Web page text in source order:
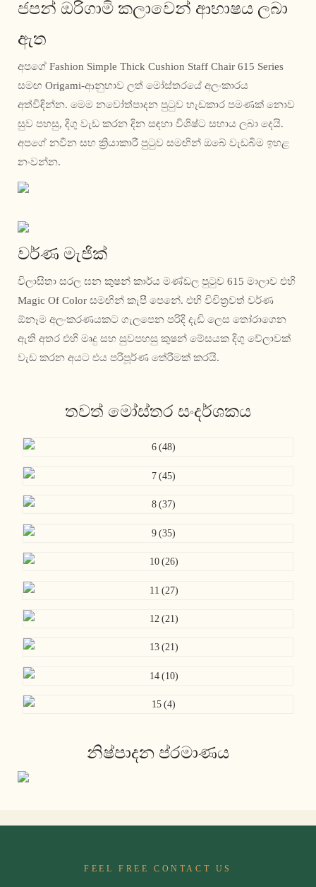
ජපන් ඔරිගාමි කලාවෙන් ආභාෂය ලබා
ඇත
අපගේ Fashion Simple Thick Cushion Staff Chair 615 Series
සමඟ Origami-ආනුභාව ලත් මෝස්තරයේ අලංකාරය
අත්විඳින්න. මෙම නවෝත්පාදන පුටුව හැඩකාර පමණක් නොව
සුව පහසු, දිගු වැඩ කරන දින සඳහා විශිෂ්ට සහාය ලබා දෙයි.
අපගේ නවීන සහ ක්‍රියාකාරී පුටුව සමඟින් ඔබේ වැඩබිම ඉහළ
නංවන්න.
වර්ණ මැජික්
විලාසිතා සරල ඝන කුෂන් කාර්ය මණ්ඩල පුටුව 615 මාලාව එහි
Magic Of Color සමඟින් කැපී පෙනේ. එහි විචිත්‍රවත් වර්ණ
ඕනෑම අලංකරණයකට ගැලපෙන පරිදි දැඩි ලෙස තෝරාගෙන
ඇති අතර එහි මෘදු සහ සුවපහසු කුෂන් මේසයක දිගු වේලාවක්
වැඩ කරන අයට එය පරිපූර්ණ තේරීමක් කරයි.
තවත් මෝස්තර සංදර්ශකය
නිෂ්පාදන ප්රමාණය
FEEL FREE CONTACT US